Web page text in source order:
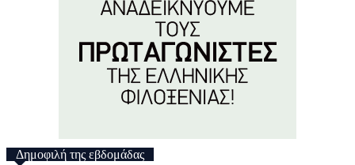
Δημοφιλή της εβδομάδας